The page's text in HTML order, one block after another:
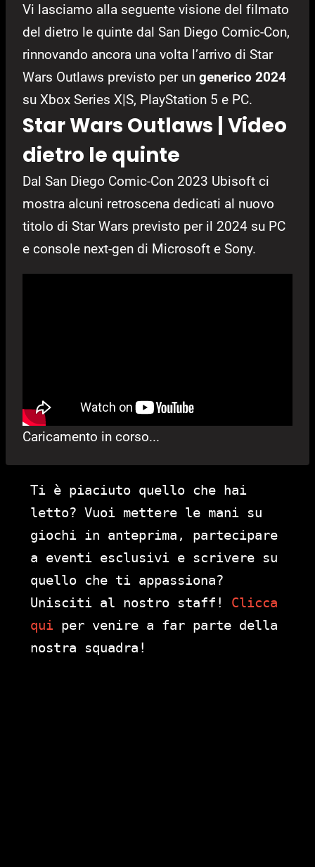
Vi lasciamo alla seguente visione del filmato
del dietro le quinte dal San Diego Comic-Con,
rinnovando ancora una volta l’arrivo di Star
Wars Outlaws previsto per un generico 2024
su Xbox Series X|S, PlayStation 5 e PC.
Star Wars Outlaws | Video
dietro le quinte
Dal San Diego Comic-Con 2023 Ubisoft ci
mostra alcuni retroscena dedicati al nuovo
titolo di Star Wars previsto per il 2024 su PC
e console next-gen di Microsoft e Sony.
Caricamento in corso...
Ti è piaciuto quello che hai
letto? Vuoi mettere le mani su
giochi in anteprima, partecipare
a eventi esclusivi e scrivere su
quello che ti appassiona?
Unisciti al nostro staff! Clicca
qui per venire a far parte della
nostra squadra!